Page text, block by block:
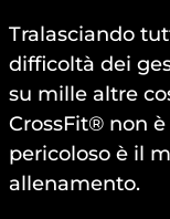
Tralasciando
difficoltà dei
su mille altre
CrossFit® non
pericoloso è il
allenamento.